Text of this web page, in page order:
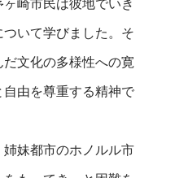
崎市民は彼地でいき
いて学びました。そ
文化の多様性への寛
由を尊重する精神で
妹都市のホノルル市